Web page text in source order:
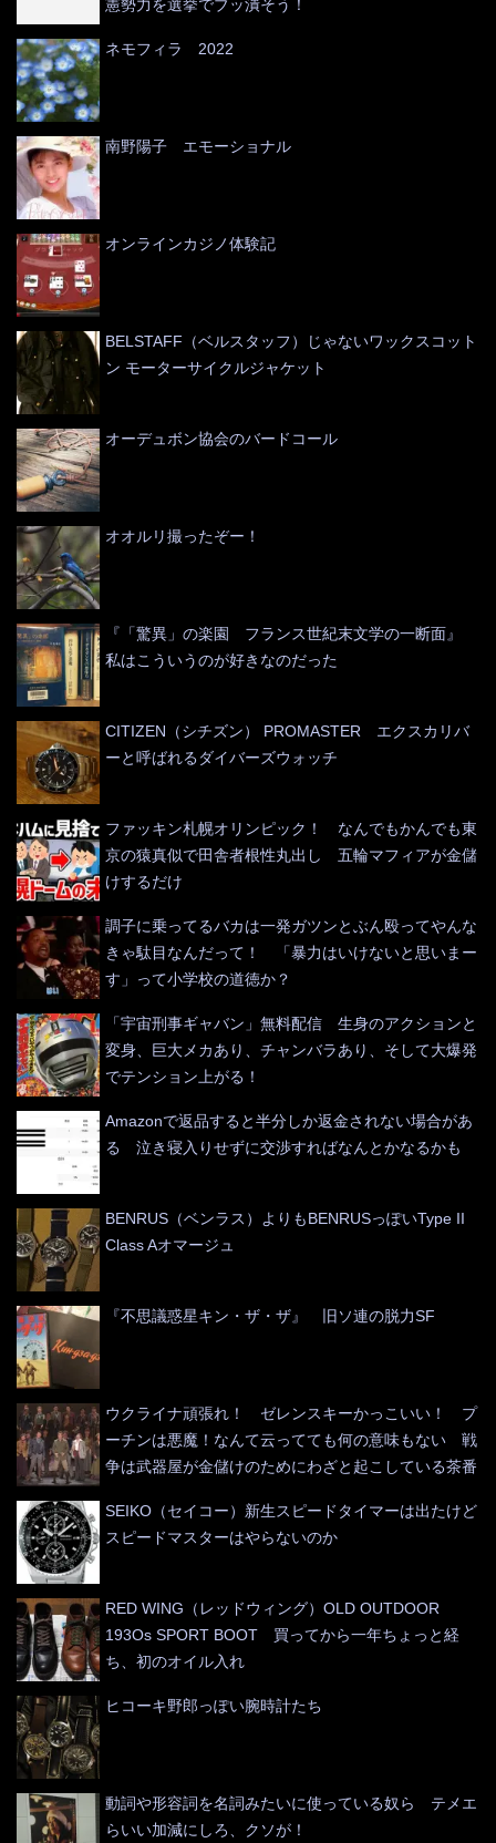
憲勢力を選挙でブッ潰そう！
ネモフィラ 2022
南野陽子 エモーショナル
オンラインカジノ体験記
BELSTAFF（ベルスタッフ）じゃないワックスコット
ン モーターサイクルジャケット
オーデュボン協会のバードコール
オオルリ撮ったぞー！
『「驚異」の楽園 フランス世紀末文学の一断面』
私はこういうのが好きなのだった
CITIZEN（シチズン） PROMASTER エクスカリバ
ーと呼ばれるダイバーズウォッチ
ファッキン札幌オリンピック！ なんでもかんでも東
京の猿真似で田舎者根性丸出し 五輪マフィアが金儲
けするだけ
調子に乗ってるバカは一発ガツンとぶん殴ってやんな
きゃ駄目なんだって！ 「暴力はいけないと思いまー
す」って小学校の道徳か？
「宇宙刑事ギャバン」無料配信 生身のアクションと
変身、巨大メカあり、チャンバラあり、そして大爆発
でテンション上がる！
Amazonで返品すると半分しか返金されない場合があ
る 泣き寝入りせずに交渉すればなんとかなるかも
BENRUS（ベンラス）よりもBENRUSっぽいType II
Class Aオマージュ
『不思議惑星キン・ザ・ザ』 旧ソ連の脱力SF
ウクライナ頑張れ！ ゼレンスキーかっこいい！ プ
ーチンは悪魔！なんて云ってても何の意味もない 戦
争は武器屋が金儲けのためにわざと起こしている茶番
SEIKO（セイコー）新生スピードタイマーは出たけど
スピードマスターはやらないのか
RED WING（レッドウィング）OLD OUTDOOR
193Os SPORT BOOT 買ってから一年ちょっと経
ち、初のオイル入れ
ヒコーキ野郎っぽい腕時計たち
動詞や形容詞を名詞みたいに使っている奴ら テメエ
らいい加減にしろ、クソが！